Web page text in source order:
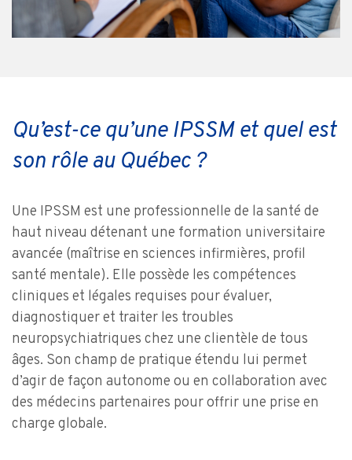
Qu’est-ce qu’une IPSSM et quel est
son rôle au Québec ?
Une IPSSM est une professionnelle de la santé de
haut niveau détenant une formation universitaire
avancée (maîtrise en sciences infirmières, profil
santé mentale). Elle possède les compétences
cliniques et légales requises pour évaluer,
diagnostiquer et traiter les troubles
neuropsychiatriques chez une clientèle de tous
âges. Son champ de pratique étendu lui permet
d’agir de façon autonome ou en collaboration avec
des médecins partenaires pour offrir une prise en
charge globale.